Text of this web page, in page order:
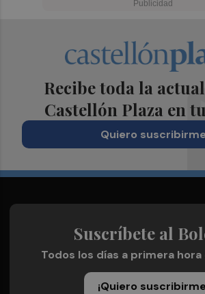
Recibe toda la
Castellón Plaza en
Quiero suscribirme
Suscríbete al
Todos los días a primera
¡Quiero